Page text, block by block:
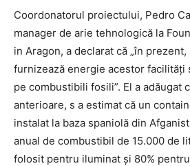
Coordonatorul proiectului, Pedro
manager de arie tehnologică la
in Aragon, a declarat că „în
furnizează energie acestor facilități
pe combustibili fosili”. El a adăugat
anterioare, s a estimat că un
instalat la baza spaniolă din
anual de combustibil de 15.000 de
folosit pentru iluminat și 80%